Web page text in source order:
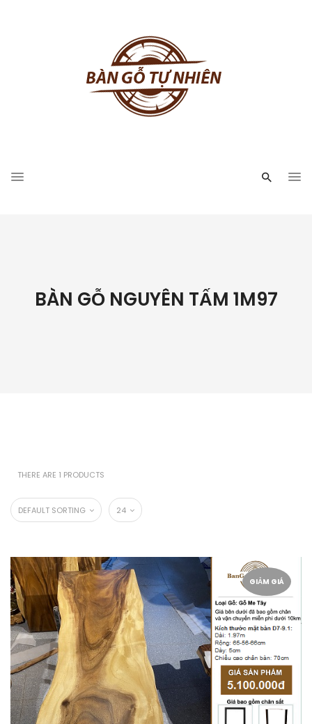
BÀN GỖ NGUYÊN TẤM 1M97
THERE ARE 1 PRODUCTS
DEFAULT SORTING 24
GIẢM GIÁ